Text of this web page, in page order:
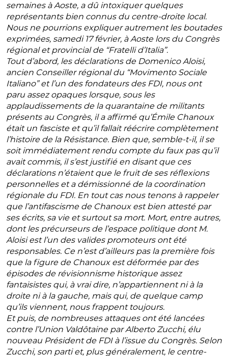
semaines à Aoste, a dû intoxiquer quelques
représentants bien connus du centre-droite local.
Nous ne pourrions expliquer autrement les boutades
exprimées, samedi 17 février, à Aoste lors du Congrès
régional et provincial de “Fratelli d’Italia”.
Tout d’abord, les déclarations de Domenico Aloisi,
ancien Conseiller régional du “Movimento Sociale
Italiano” et l’un des fondateurs des FDI, nous ont
paru assez opaques lorsque, sous les
applaudissements de la quarantaine de militants
présents au Congrès, il a affirmé qu’Émile Chanoux
était un fasciste et qu’il fallait réécrire complètement
l’histoire de la Résistance. Bien que, semble-t-il, il se
soit immédiatement rendu compte du faux pas qu’il
avait commis, il s’est justifié en disant que ces
déclarations n’étaient que le fruit de ses réflexions
personnelles et a démissionné de la coordination
régionale du FDI. En tout cas nous tenons à rappeler
que l’antifascisme de Chanoux est bien attesté par
ses écrits, sa vie et surtout sa mort. Mort, entre autres,
dont les précurseurs de l’espace politique dont M.
Aloisi est l’un des valides promoteurs ont été
responsables. Ce n’est d’ailleurs pas la première fois
que la figure de Chanoux est déformée par des
épisodes de révisionnisme historique assez
fantaisistes qui, à vrai dire, n’appartiennent ni à la
droite ni à la gauche, mais qui, de quelque camp
qu’ils viennent, nous frappent toujours.
Et puis, de nombreuses attaques ont été lancées
contre l’Union Valdôtaine par Alberto Zucchi, élu
nouveau Président de FDI à l’issue du Congrès. Selon
Zucchi, son parti et, plus généralement, le centre-